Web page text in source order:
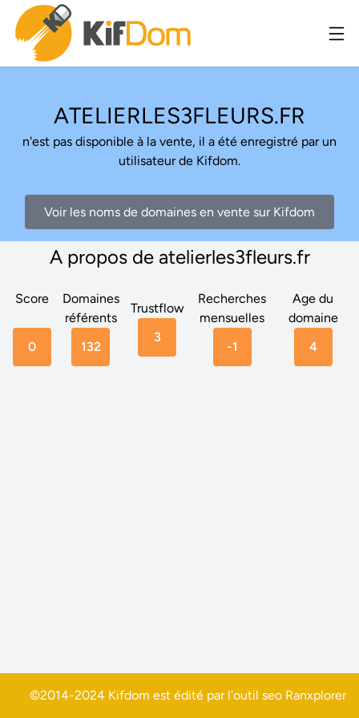
ATELIERLES3FLEURS.FR
n'est pas disponible à la vente, il a été enregistré par un
utilisateur de Kifdom.
Voir les noms de domaines en vente sur Kifdom
A propos de atelierles3fleurs.fr
Score
0
Domaines
référents
132
Trustflow
3
Recherches
mensuelles
-1
Age du
domaine
4
©2014-2024 Kifdom est édité par l'outil seo Ranxplorer